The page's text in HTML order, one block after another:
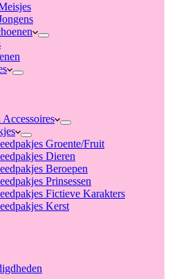
Groente/Fruit
Dieren
Beroepen
Prinsessen
Fictieve Karakters
Kerst